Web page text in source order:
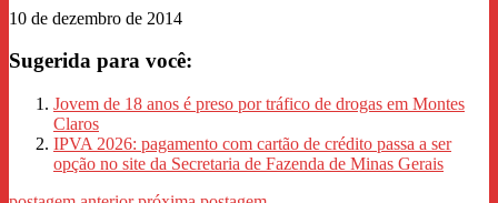
10 de dezembro de 2014
Sugerida para você:
Jovem de 18 anos é preso por tráfico de drogas em Montes
Claros
IPVA 2026: pagamento com cartão de crédito passa a ser
opção no site da Secretaria de Fazenda de Minas Gerais